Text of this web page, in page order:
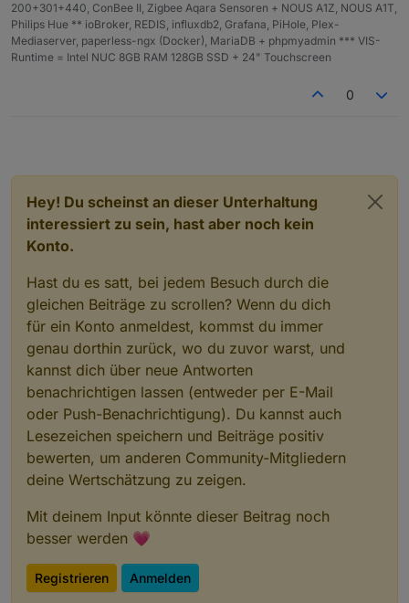
200+301+440, ConBee II, Zigbee Aqara Sensoren + NOUS A1Z, NOUS A1T,
Philips Hue ** ioBroker, REDIS, influxdb2, Grafana, PiHole, Plex-
Mediaserver, paperless-ngx (Docker), MariaDB + phpmyadmin *** VIS-
Runtime = Intel NUC 8GB RAM 128GB SSD + 24" Touchscreen
0
Hey! Du scheinst an dieser Unterhaltung
interessiert zu sein, hast aber noch kein
Konto.
Hast du es satt, bei jedem Besuch durch die
gleichen Beiträge zu scrollen? Wenn du dich
für ein Konto anmeldest, kommst du immer
genau dorthin zurück, wo du zuvor warst, und
kannst dich über neue Antworten
benachrichtigen lassen (entweder per E-Mail
oder Push-Benachrichtigung). Du kannst auch
Lesezeichen speichern und Beiträge positiv
bewerten, um anderen Community-Mitgliedern
deine Wertschätzung zu zeigen.
Mit deinem Input könnte dieser Beitrag noch
besser werden 💗
Registrieren Anmelden